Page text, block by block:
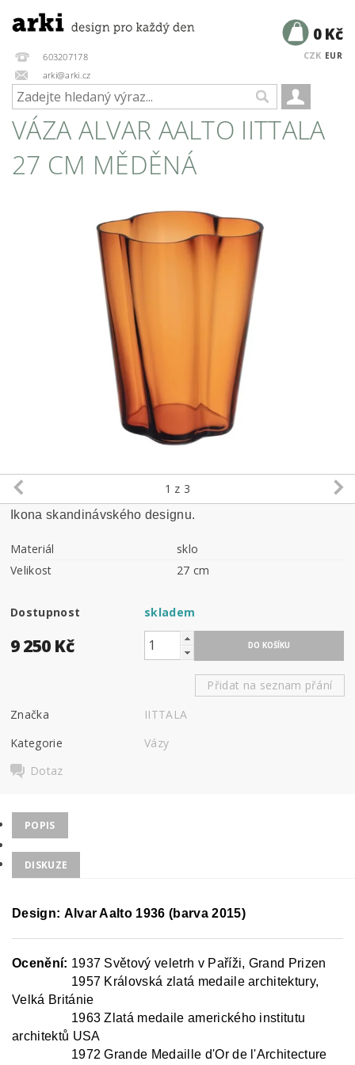
603207178
arki@arki.cz
CZK EUR
0 Kč
VÁZA ALVAR AALTO IITTALA
27 CM MĚDĚNÁ
1 z 3
Ikona skandinávského designu.
Materiál
sklo
Velikost
27 cm
Dostupnost skladem
9 250 Kč
Přidat na seznam přání
Značka
IITTALA
Kategorie
Vázy
Dotaz
POPIS
DISKUZE
Design: Alvar Aalto 1936 (barva 2015)
Ocenění: 1937 Světový veletrh v Paříži, Grand Prizen
1957 Královská zlatá medaile architektury,
Velká Británie
1963 Zlatá medaile amerického institutu
architektů USA
1972 Grande Medaille d'Or de l'Architecture